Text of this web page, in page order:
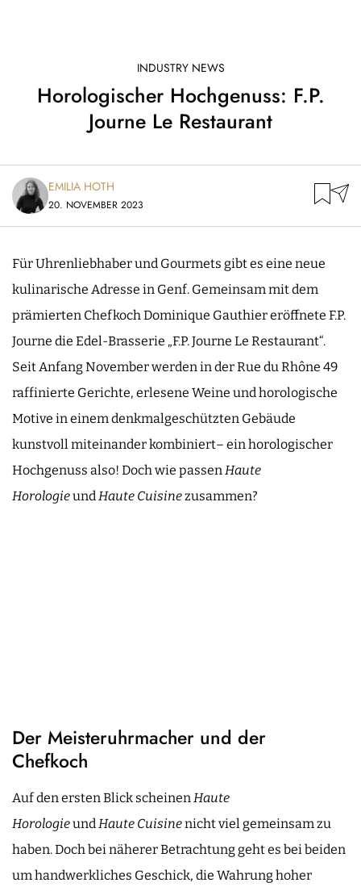
INDUSTRY NEWS
Horologischer Hochgenuss: F.P.
Journe Le Restaurant
EMILIA HOTH
20. NOVEMBER 2023
Für Uhrenliebhaber und Gourmets gibt es eine neue
kulinarische Adresse in Genf. Gemeinsam mit dem
prämierten Chefkoch Dominique Gauthier eröffnete F.P.
Journe die Edel-Brasserie „F.P. Journe Le Restaurant“.
Seit Anfang November werden in der Rue du Rhône 49
raffinierte Gerichte, erlesene Weine und horologische
Motive in einem denkmalgeschützten Gebäude
kunstvoll miteinander kombiniert– ein horologischer
Hochgenuss also! Doch wie passenHaute
HorologieundHaute Cuisinezusammen?
Der Meisteruhrmacher und der
Chefkoch
Auf den ersten Blick scheinenHaute
HorologieundHaute Cuisinenicht viel gemeinsam zu
haben. Doch bei näherer Betrachtung geht es bei beiden
um handwerkliches Geschick, die Wahrung hoher